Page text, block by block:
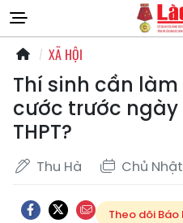
XÃ HỘI
Thí sinh cần
cước trước
THPT?
Thu Hà Chủ
Theo dõi